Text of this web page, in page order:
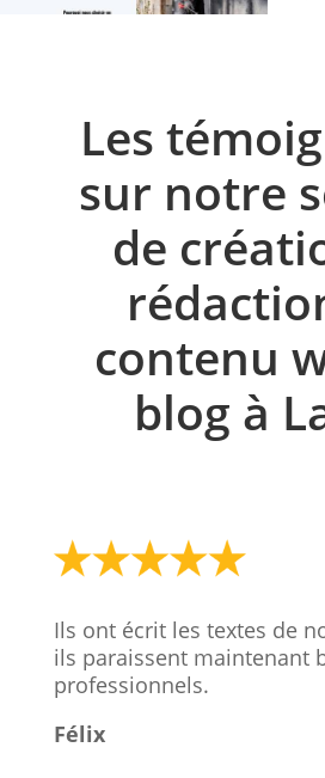
Les
sur notre
de
contenu
blog à
Ils ont écrit les textes de
ils paraissent maintenant
professionnels.
Félix